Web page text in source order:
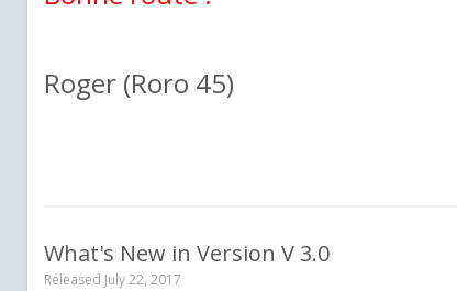
Roger (Roro 45)
What's New in Version V 3.0
Released July 22, 2017